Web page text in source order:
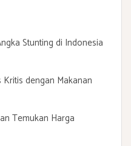
Stunting di Indonesia
dengan Makanan
Temukan Harga